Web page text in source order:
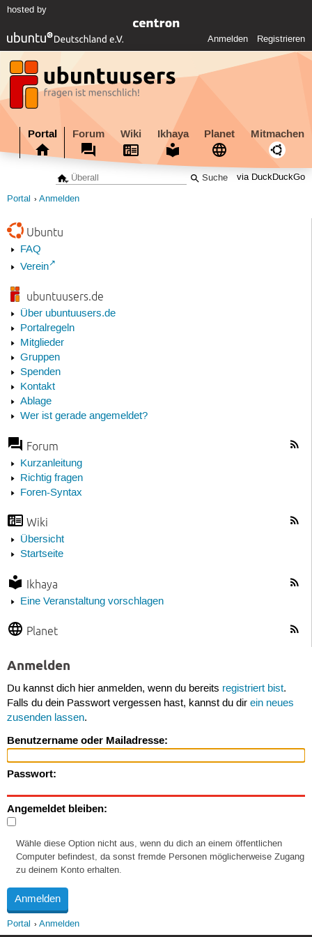
hosted by
Anmelden Registrieren
Portal Forum Wiki Ikhaya Planet Mitmachen
via DuckDuckGo
Portal Anmelden
Ubuntu
FAQ
Verein
ubuntuusers.de
Über ubuntuusers.de
Portalregeln
Mitglieder
Gruppen
Spenden
Kontakt
Ablage
Wer ist gerade angemeldet?
Forum
Kurzanleitung
Richtig fragen
Foren-Syntax
Wiki
Übersicht
Startseite
Ikhaya
Eine Veranstaltung vorschlagen
Planet
Anmelden
Du kannst dich hier anmelden, wenn du bereits registriert bist.
Falls du dein Passwort vergessen hast, kannst du dir ein neues
zusenden lassen.
Benutzername oder Mailadresse:
Passwort:
Angemeldet bleiben:
Wähle diese Option nicht aus, wenn du dich an einem öffentlichen
Computer befindest, da sonst fremde Personen möglicherweise Zugang
zu deinem Konto erhalten.
Portal Anmelden